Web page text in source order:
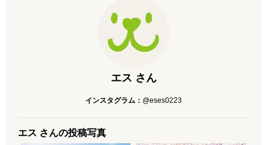
エス さん
インスタグラム： @eses0223
エス さんの投稿写真